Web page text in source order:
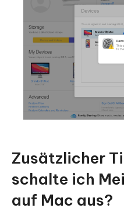
Zusätzlicher
schalte ich
auf Mac aus?